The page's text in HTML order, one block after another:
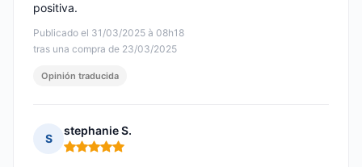
Publicado el 31/03/2025 à 08h18
tras una compra de 23/03/2025
positiva.
Opinión traducida
S
stephanie S.
Nota: 5 de 5